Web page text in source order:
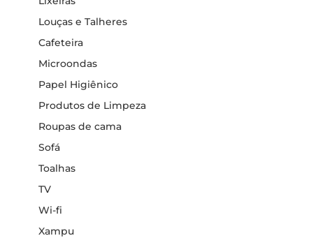
Louças e Talheres
Cafeteira
Microondas
Papel Higiênico
Produtos de Limpeza
Roupas de cama
Sofá
Toalhas
TV
Wi-fi
Xampu